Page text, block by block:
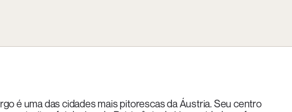
é uma das cidades mais pitorescas da Áustria. Seu centro